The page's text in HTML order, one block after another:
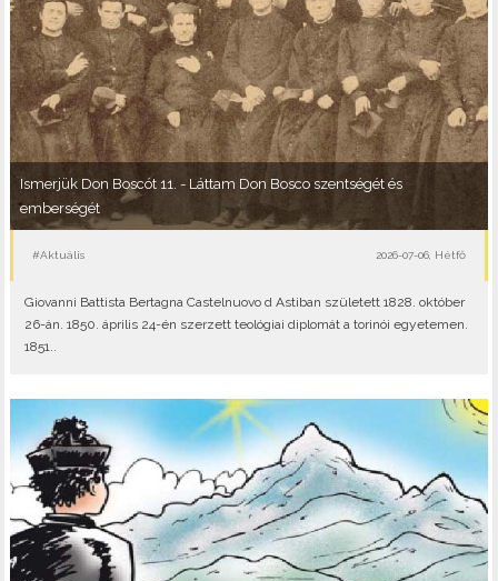
Ismerjük Don Boscót 11. - Láttam Don Bosco szentségét és
emberségét
#Aktuális 2026-07-06, Hétfő
Giovanni Battista Bertagna Castelnuovo d Astiban született 1828. október
26-án. 1850. április 24-én szerzett teológiai diplomát a torinói egyetemen.
1851..